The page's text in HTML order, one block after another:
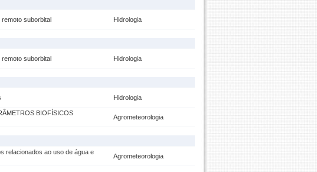
suborbital Hidrologia
suborbital Hidrologia
Hidrologia
BIOFÍSICOS
Agrometeorologia
relacionados ao uso de água e
Agrometeorologia